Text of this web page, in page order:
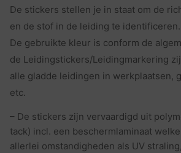
De stickers stellen je in staat om de
en de stof in de leiding te identificeren.
De gebruikte kleur is conform de
de Leidingstickers/Leidingmarkering
alle gladde leidingen in werkplaatsen,
etc.
– De stickers zijn vervaardigd uit
tack) incl. een beschermlaminaat
allerlei omstandigheden als UV